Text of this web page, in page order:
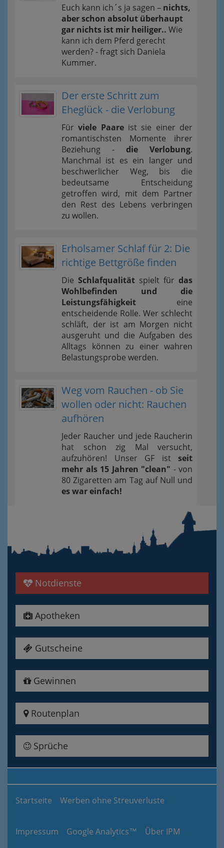
Euch kann ich´s ja sagen – nichts,
aber schon absolut überhaupt
gar nichts ist mir heiliger.. Wie
kann ich dem Pferd gerecht
werden? - fragt sich Daniela
Kummer.
Der erste Schritt zum
Eheglück - die Verlobung
Fürviele Paareist sie einer der
romantischsten Momente ihrer
Beziehung - die Verlobung.
Manchmal ist es ein langer und
beschwerlicher Weg, bis die
bedeutsame Entscheidung
getroffen wird, mit dem Partner
den Rest des Lebens verbringen
zu wollen.
Erholsamer Schlaf für 2: Die
richtige Bettgröße finden
Die Schlafqualität spielt für das
Wohlbefinden und die
Leistungsfähigkeit eine
entscheidende Rolle. Wer schlecht
schläft, der ist am Morgen nicht
ausgeruht und die Aufgaben des
Alltags können zu einer wahren
Belastungsprobe werden.
Weg vom Rauchen - ob Sie
wollen oder nicht: Rauchen
aufhören
Jeder Raucher und jede Raucherin
hat schon zig Mal versucht,
aufzuhören! Unser GF ist seit
mehr als 15 Jahren "clean" - von
80 Zigaretten am Tag auf Null und
es war einfach!
Notdienste
Apotheken
Gutscheine
Gewinnen
Routenplan
Sprüche
Startseite Werben ohne Streuverluste
Impressum Google Analytics™ Über IPM